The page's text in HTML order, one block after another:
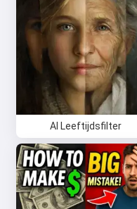
AI Leeftijdsfilter